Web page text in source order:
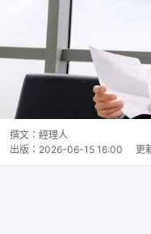
撰文： 經理人
出版： 2026-06-15 16:00 更